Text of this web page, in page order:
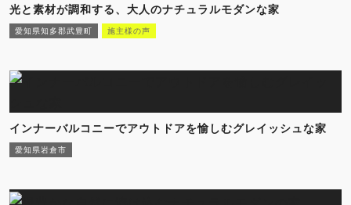
光と素材が調和する、大人のナチュラルモダンな家
愛知県知多郡武豊町 施主様の声
インナーバルコニーでアウトドアを愉しむグレイッシュな家
愛知県岩倉市